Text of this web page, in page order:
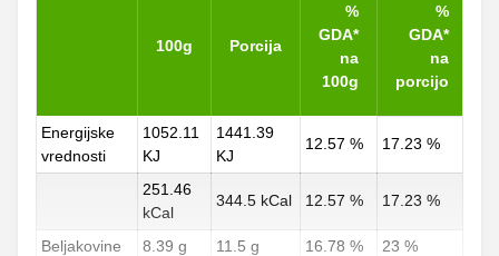
100g Porcija
%
GDA*
na
100g
%
GDA*
na
porcijo
Energijske
vrednosti
1052.11
KJ
1441.39
KJ
12.57 % 17.23 %
251.46
kCal
344.5 kCal 12.57 % 17.23 %
Beljakovine 8.39 g 11.5 g 16.78 %
23 %